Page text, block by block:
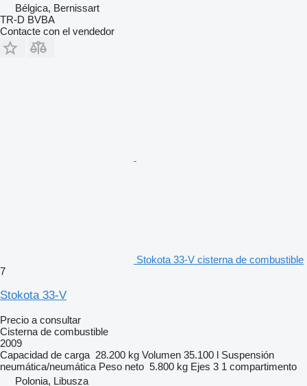
Bélgica, Bernissart
TR-D BVBA
Contacte con el vendedor
Stokota 33-V cisterna de combustible
7
Stokota 33-V
Precio a consultar
Cisterna de combustible
2009
Capacidad de carga 28.200 kg Volumen 35.100 l Suspensión
neumática/neumática Peso neto 5.800 kg Ejes 3 1 compartimento
Polonia, Libusza